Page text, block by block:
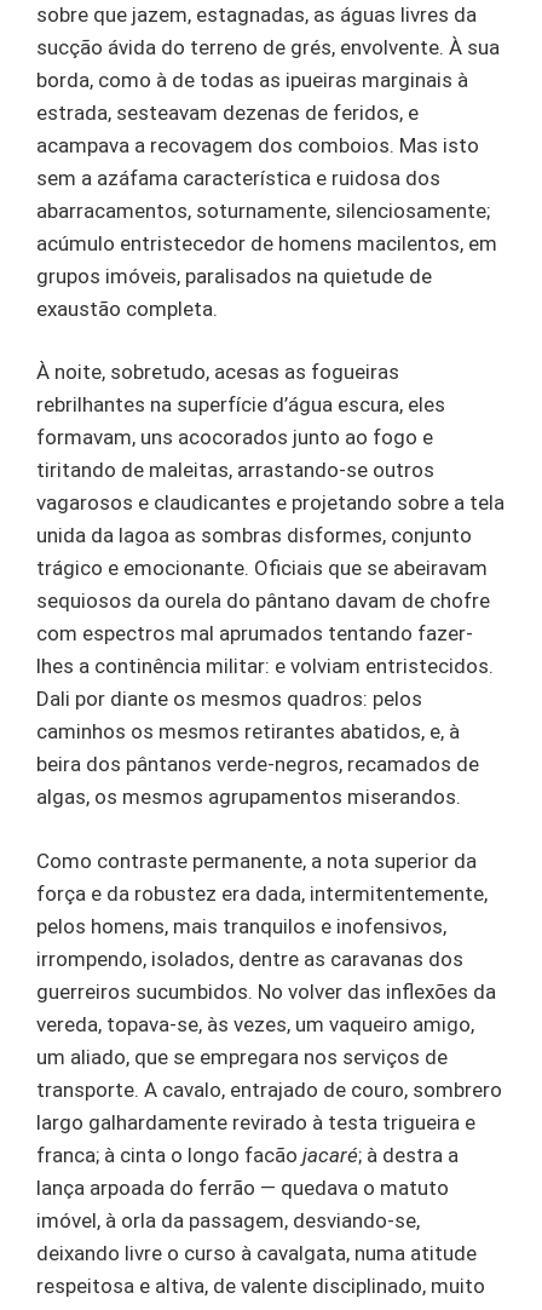
sobre que jazem, estagnadas, as águas livres da
sucção ávida do terreno de grés, envolvente. À sua
borda, como à de todas as ipueiras marginais à
estrada, sesteavam dezenas de feridos, e
acampava a recovagem dos comboios. Mas isto
sem a azáfama característica e ruidosa dos
abarracamentos, soturnamente, silenciosamente;
acúmulo entristecedor de homens macilentos, em
grupos imóveis, paralisados na quietude de
exaustão completa.
À noite, sobretudo, acesas as fogueiras
rebrilhantes na superfície d’água escura, eles
formavam, uns acocorados junto ao fogo e
tiritando de maleitas, arrastando-se outros
vagarosos e claudicantes e projetando sobre a tela
unida da lagoa as sombras disformes, conjunto
trágico e emocionante. Oficiais que se abeiravam
sequiosos da ourela do pântano davam de chofre
com espectros mal aprumados tentando fazer-
lhes a continência militar: e volviam entristecidos.
Dali por diante os mesmos quadros: pelos
caminhos os mesmos retirantes abatidos, e, à
beira dos pântanos verde-negros, recamados de
algas, os mesmos agrupamentos miserandos.
Como contraste permanente, a nota superior da
força e da robustez era dada, intermitentemente,
pelos homens, mais tranquilos e inofensivos,
irrompendo, isolados, dentre as caravanas dos
guerreiros sucumbidos. No volver das inflexões da
vereda, topava-se, às vezes, um vaqueiro amigo,
um aliado, que se empregara nos serviços de
transporte. A cavalo, entrajado de couro, sombrero
largo galhardamente revirado à testa trigueira e
franca; à cinta o longo facão jacaré; à destra a
lança arpoada do ferrão — quedava o matuto
imóvel, à orla da passagem, desviando-se,
deixando livre o curso à cavalgata, numa atitude
respeitosa e altiva, de valente disciplinado, muito